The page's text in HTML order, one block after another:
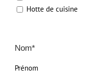
Hotte de cuisine
Nom*
Prénom